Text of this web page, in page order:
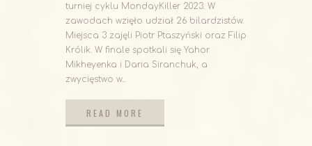
turniej cyklu MondayKiller 2023. W
zawodach wzięło udział 26 bilardzistów.
Miejsca 3 zajęli Piotr Ptaszyński oraz Filip
Królik. W finale spotkali się Yahor
Mikheyenka i Daria Siranchuk, a
zwycięstwo w...
READ MORE